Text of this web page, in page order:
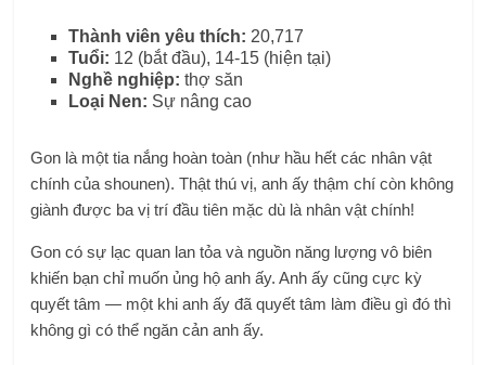
Thành viên yêu thích: 20,717
Tuổi: 12 (bắt đầu), 14-15 (hiện tại)
Nghề nghiệp:thợ săn
Loại Nen: Sự nâng cao
Gon là một tia nắng hoàn toàn (như hầu hết các nhân vật
chính của shounen). Thật thú vị, anh ấy thậm chí còn không
giành được ba vị trí đầu tiên mặc dù là nhân vật chính!
Gon có sự lạc quan lan tỏa và nguồn năng lượng vô biên
khiến bạn chỉ muốn ủng hộ anh ấy. Anh ấy cũng cực kỳ
quyết tâm — một khi anh ấy đã quyết tâm làm điều gì đó thì
không gì có thể ngăn cản anh ấy.